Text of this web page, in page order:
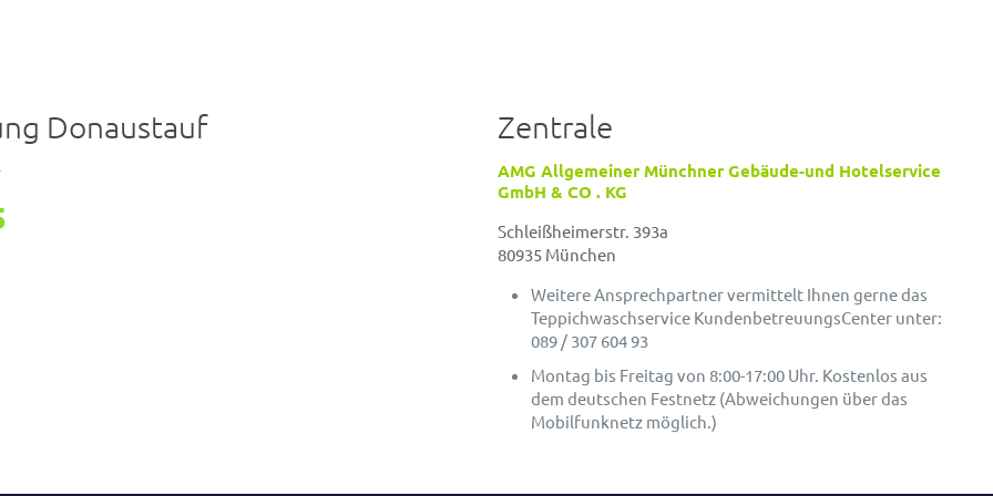
Donaustauf Zentrale
AMG Allgemeiner Münchner Gebäude-und Hotelservice
GmbH & CO . KG
Schleißheimerstr. 393a
80935 München
Weitere Ansprechpartner vermittelt Ihnen gerne das
Teppichwaschservice KundenbetreuungsCenter unter:
089 / 307 604 93
Montag bis Freitag von 8:00-17:00 Uhr. Kostenlos aus
dem deutschen Festnetz (Abweichungen über das
Mobilfunknetz möglich.)